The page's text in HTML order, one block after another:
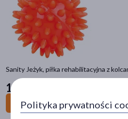
Sanity Jeżyk, piłka rehabilitacyjna z
11
Do
Typ produktu
Wyrób medyczny(1401)
Akcesoria
(1160)
Sprzęt medyczny
Test diagnostyczny(104)
pokaż więcej
Polityka prywatności